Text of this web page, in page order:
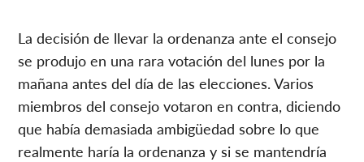
La decisión de llevar la ordenanza ante el consejo
se produjo en una rara votación del lunes por la
mañana antes del día de las elecciones. Varios
miembros del consejo votaron en contra, diciendo
que había demasiada ambigüedad sobre lo que
realmente haría la ordenanza y si se mantendría